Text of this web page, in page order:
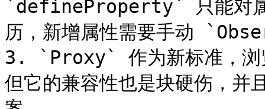
`defineProperty` 只能对属
历，新增属性需要手动
3. `Proxy` 作为新标准，浏
但它的兼容性也是块硬伤，